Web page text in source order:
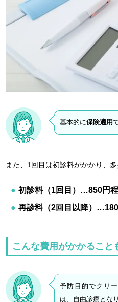
基本的に保険適用
また、1回目は初診料がかかり、
初診料（1回目）…850円
再診料（2回目以降）
こんな費用がかかること
予防目的でクリ
は、自由診療とな